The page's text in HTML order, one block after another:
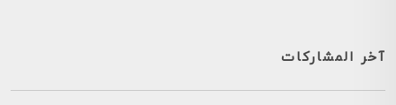
آخر المشاركات